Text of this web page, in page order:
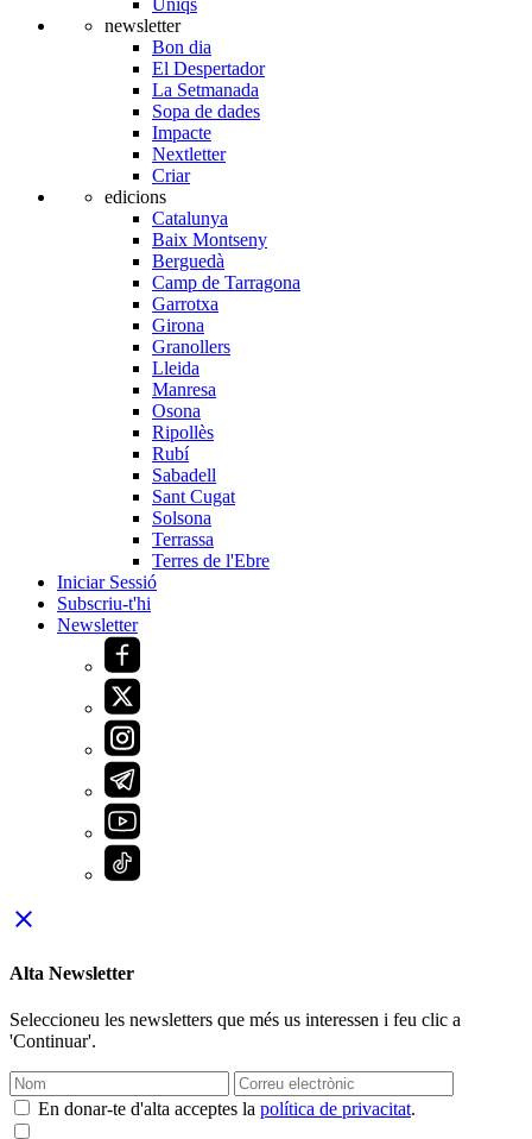
newsletter
Bon dia
El Despertador
La Setmanada
Sopa de dades
Impacte
Nextletter
Criar
edicions
Catalunya
Baix Montseny
Berguedà
Camp de Tarragona
Garrotxa
Girona
Granollers
Lleida
Manresa
Osona
Ripollès
Rubí
Sabadell
Sant Cugat
Solsona
Terrassa
Terres de l'Ebre
Iniciar Sessió
Subscriu-t'hi
Newsletter
close
Alta Newsletter
Seleccioneu les newsletters que més us interessen i feu clic a
'Continuar'.
En donar-te d'alta acceptes la política de privacitat.